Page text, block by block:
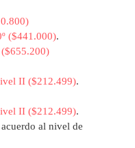
($441.000).
II ($212.499).
II ($212.499).
al nivel de